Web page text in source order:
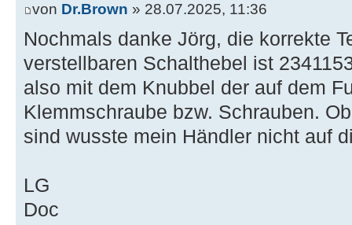
von Dr.Brown » 28.07.2025, 11:36
Nochmals danke Jörg, die korrekte
verstellbaren Schalthebel ist
also mit dem Knubbel der auf dem
Klemmschraube bzw. Schrauben.
sind wusste mein Händler nicht auf
LG
Doc